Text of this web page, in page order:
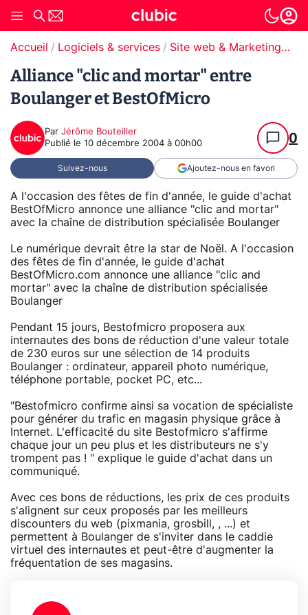
Accueil Logiciels & services Site web & Marketing Digital
Alliance "clic and mortar" entre
Boulanger et BestOfMicro
Par Jérôme Bouteiller
Publié le 10 décembre 2004 à 00h00 0
Suivez-nous Ajoutez-nous en favori
A l'occasion des fêtes de fin d'année, le guide d'achat
BestOfMicro annonce une alliance "clic and mortar"
avec la chaîne de distribution spécialisée Boulanger
Le numérique devrait être la star de Noël. A l'occasion
des fêtes de fin d'année, le guide d'achat
BestOfMicro.com annonce une alliance "clic and
mortar" avec la chaîne de distribution spécialisée
Boulanger
Pendant 15 jours, Bestofmicro proposera aux
internautes des bons de réduction d'une valeur totale
de 230 euros sur une sélection de 14 produits
Boulanger : ordinateur, appareil photo numérique,
téléphone portable, pocket PC, etc...
"Bestofmicro confirme ainsi sa vocation de spécialiste
pour générer du trafic en magasin physique grâce à
Internet. L'efficacité du site Bestofmicro s'affirme
chaque jour un peu plus et les distributeurs ne s'y
trompent pas ! " explique le guide d'achat dans un
communiqué.
Avec ces bons de réductions, les prix de ces produits
s'alignent sur ceux proposés par les meilleurs
discounters du web (pixmania, grosbill, , ...) et
permettent à Boulanger de s'inviter dans le caddie
virtuel des internautes et peut-être d'augmenter la
fréquentation de ses magasins.